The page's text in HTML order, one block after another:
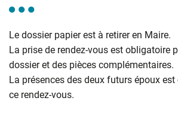
Le dossier papier est à retirer en Maire.
La prise de rendez-vous est obligatoire
dossier et des pièces complémentaires.
La présences des deux futurs époux
ce rendez-vous.